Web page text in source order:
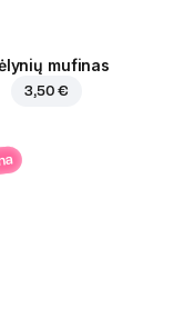
mufinas
3,50 €